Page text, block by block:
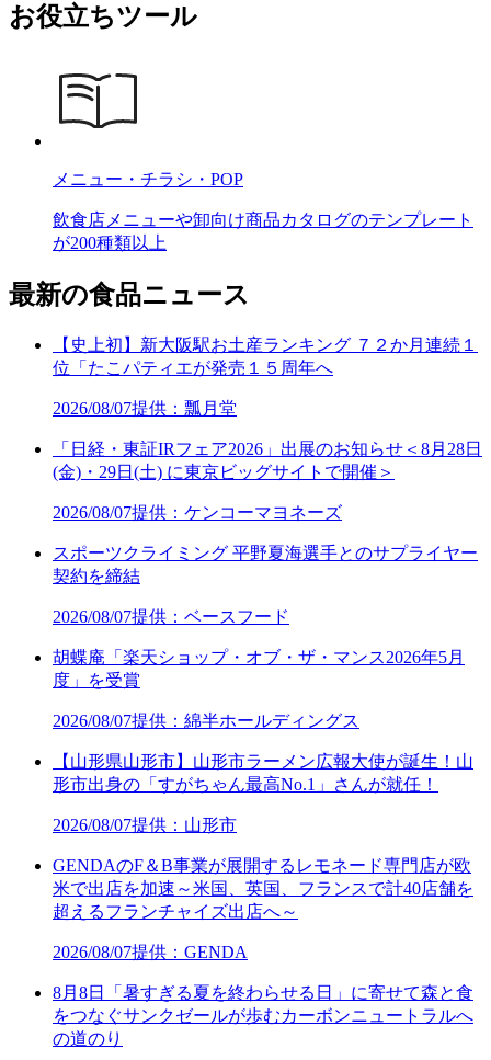
お役立ちツール
メニュー・チラシ・POP
飲食店メニューや卸向け商品カタログのテンプレート
が200種類以上
最新の食品ニュース
【史上初】新大阪駅お土産ランキング ７２か月連続１
位「たこパティエが発売１５周年へ
2026/08/07提供：瓢月堂
「日経・東証IRフェア2026」出展のお知らせ＜8月28日
(金)・29日(土) に東京ビッグサイトで開催＞
2026/08/07提供：ケンコーマヨネーズ
スポーツクライミング 平野夏海選手とのサプライヤー
契約を締結
2026/08/07提供：ベースフード
胡蝶庵「楽天ショップ・オブ・ザ・マンス2026年5月
度」を受賞
2026/08/07提供：綿半ホールディングス
【山形県山形市】山形市ラーメン広報大使が誕生！山
形市出身の「すがちゃん最高No.1」さんが就任！
2026/08/07提供：山形市
GENDAのF＆B事業が展開するレモネード専門店が欧
米で出店を加速～米国、英国、フランスで計40店舗を
超えるフランチャイズ出店へ～
2026/08/07提供：GENDA
8月8日「暑すぎる夏を終わらせる日」に寄せて森と食
をつなぐサンクゼールが歩むカーボンニュートラルへ
の道のり